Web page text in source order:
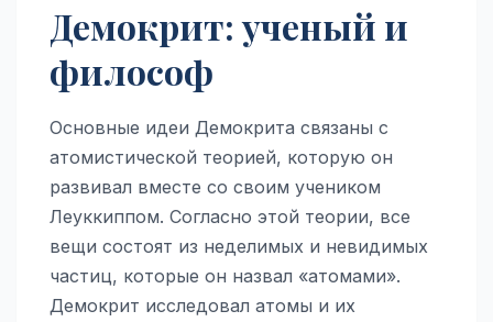
Демокрит: ученый и
философ
Основные идеи Демокрита связаны с
атомистической теорией, которую он
развивал вместе со своим учеником
Леуккиппом. Согласно этой теории, все
вещи состоят из неделимых и невидимых
частиц, которые он назвал «атомами».
Демокрит исследовал атомы и их